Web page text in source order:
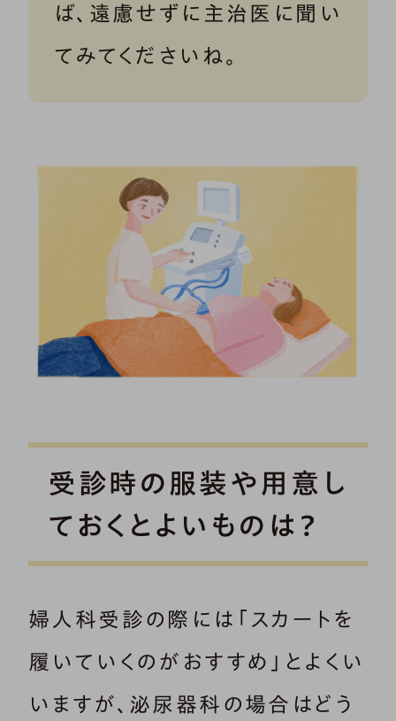
ば、遠慮せずに主治医に聞い
てみてくださいね。
受診時の服装や用意し
ておくとよいものは？
婦人科受診の際には「スカートを
履いていくのがおすすめ」とよくい
いますが、泌尿器科の場合はどう